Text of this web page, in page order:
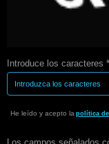
Introduce los caracteres *
He leído y acepto la política